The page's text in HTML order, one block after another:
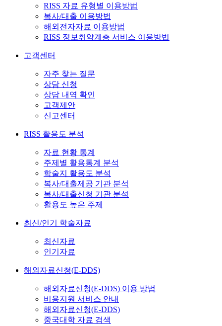
RISS 자료 유형별 이용방법
복사/대출 이용방법
해외전자자료 이용방법
RISS 정보취약계층 서비스 이용방법
고객센터
자주 찾는 질문
상담 신청
상담 내역 확인
고객제안
신고센터
RISS 활용도 분석
자료 현황 통계
주제별 활용통계 분석
학술지 활용도 분석
복사/대출제공 기관 분석
복사/대출신청 기관 분석
활용도 높은 주제
최신/인기 학술자료
최신자료
인기자료
해외자료신청(E-DDS)
해외자료신청(E-DDS) 이용 방법
비용지원 서비스 안내
해외자료신청(E-DDS)
중국대학 자료 검색